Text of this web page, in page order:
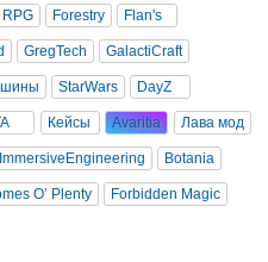
RPG Forestry Flan's
GregTech GalactiCraft
StarWars DayZ
Кейсы Avaritia Лава мод
ImmersiveEngineering Botania
O’ Plenty Forbidden Magic